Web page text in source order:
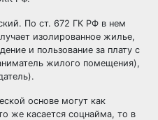
По ст. 672 ГК РФ в нем
изолированное жилье,
и пользование за плату с
жилого помещения),
основе могут как
же касается соцнайма, то в